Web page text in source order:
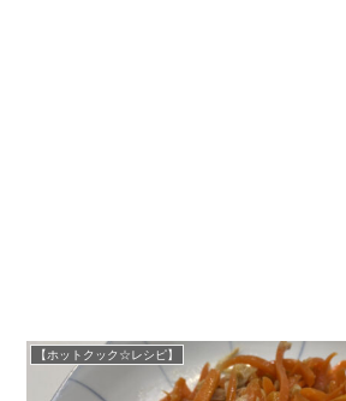
【ホットクック☆レシピ】